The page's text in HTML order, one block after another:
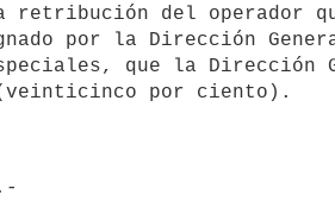
del operador
por la Dirección
(veinticinco por ciento).